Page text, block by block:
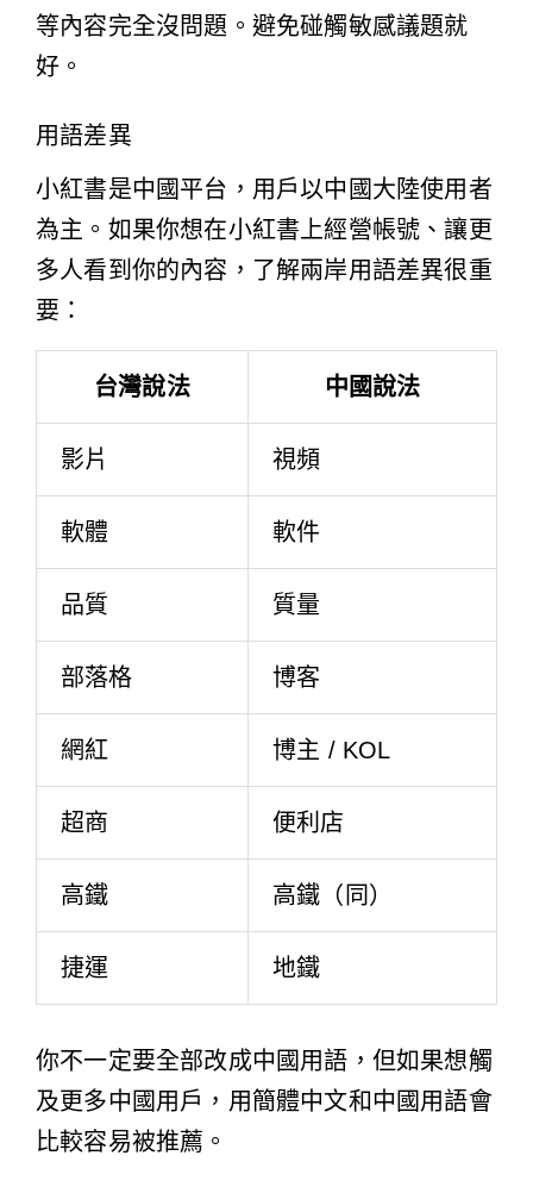
等內容完全沒問題。避免碰觸敏感議題就
好。
用語差異
小紅書是中國平台，用戶以中國大陸使用者
為主。如果你想在小紅書上經營帳號、讓更
多人看到你的內容，了解兩岸用語差異很重
要：
台灣說法 中國說法
影片 視頻
軟體 軟件
品質 質量
部落格 博客
網紅 博主 / KOL
超商 便利店
高鐵 高鐵（同）
捷運 地鐵
你不一定要全部改成中國用語，但如果想觸
及更多中國用戶，用簡體中文和中國用語會
比較容易被推薦。